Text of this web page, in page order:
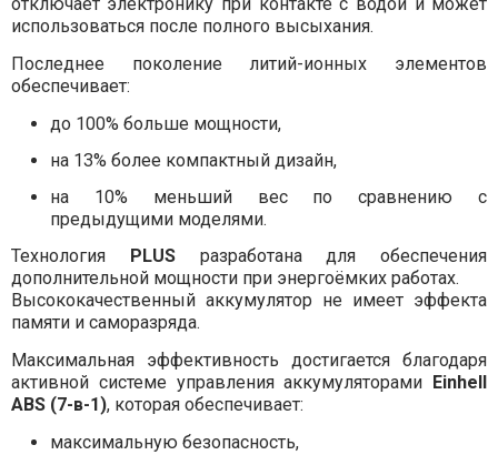
отключает электронику при контакте с водой и может
использоваться после полного высыхания.
Последнее поколение литий-ионных элементов
обеспечивает:
до 100% больше мощности,
на 13% более компактный дизайн,
на 10% меньший вес по сравнению с
предыдущими моделями.
Технология
PLUSразработана для обеспечения
дополнительной мощности при энергоёмких работах.
Высококачественный аккумулятор не имеет эффекта
памяти и саморазряда.
Максимальная эффективность достигается благодаря
активной системе управления аккумуляторами
Einhell
ABS (7-в-1), которая обеспечивает:
максимальную безопасность,